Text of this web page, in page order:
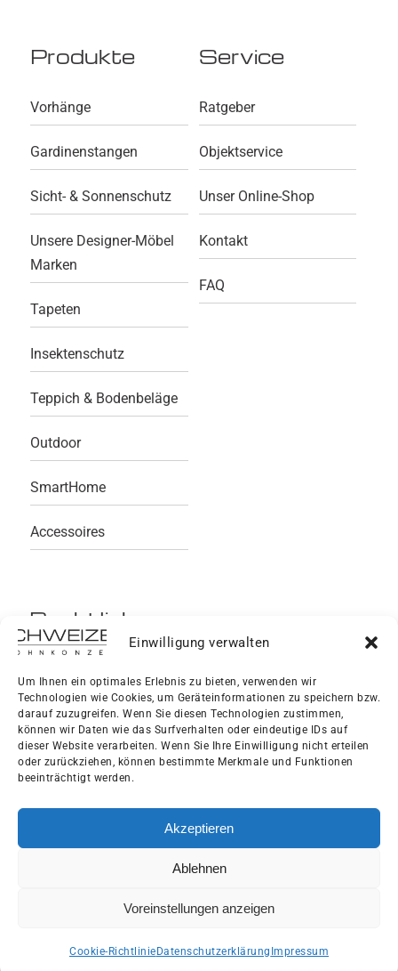
Einwilligung verwalten
Um Ihnen ein optimales Erlebnis zu bieten, verwenden wir
Technologien wie Cookies, um Geräteinformationen zu speichern bzw.
darauf zuzugreifen. Wenn Sie diesen Technologien zustimmen,
können wir Daten wie das Surfverhalten oder eindeutige IDs auf
dieser Website verarbeiten. Wenn Sie Ihre Einwilligung nicht erteilen
oder zurückziehen, können bestimmte Merkmale und Funktionen
beeinträchtigt werden.
Akzeptieren
Ablehnen
Voreinstellungen anzeigen
Cookie-Richtlinie Datenschutzerklärung Impressum
Produkte
Vorhänge
Gardinenstangen
Sicht- & Sonnenschutz
Unsere Designer-Möbel
Marken
Tapeten
Insektenschutz
Teppich & Bodenbeläge
Outdoor
SmartHome
Accessoires
Service
Ratgeber
Objektservice
Unser Online-Shop
Kontakt
FAQ
Rechtliches
Datenschutzerklärung
AGB
© 2024 - 2026 | Schweizer Wohnkonzept eGbR